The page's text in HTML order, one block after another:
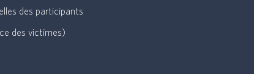
des participants
des victimes)